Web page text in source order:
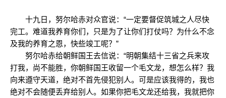
十九日，努尔哈赤对众官说：“一定要督促筑城之人尽快
完工。难道我养育你们，只是为了让你们打仗吗？为什么不念
及我的养育之恩，快些竣工呢？”
努尔哈赤给朝鲜国王去信说：“明朝集结十三省之兵来攻
打我，尚不能胜，你朝鲜国王收留一个毛文龙，想怎么样？我
向来遵守天道，绝对不首先侵犯别人。可是应该我得的，我也
绝对不会随便丢弃给别人。如果你把毛文龙还给我，我就把你